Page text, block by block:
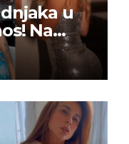
u
Na
(FOTO)